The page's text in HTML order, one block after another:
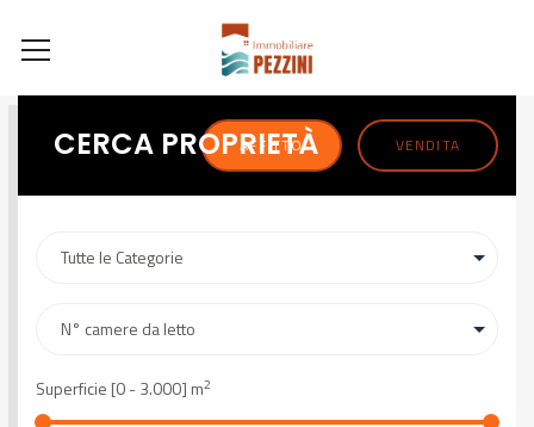
CERCA PROPRIETÀ
AFFITTO VENDITA
Superficie [0-3.000] m2